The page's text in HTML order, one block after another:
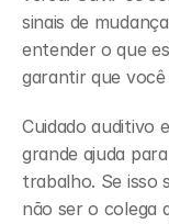
sinais de
entender o que
garantir que você
Cuidado auditivo
grande ajuda
trabalho. Se
não ser o colega